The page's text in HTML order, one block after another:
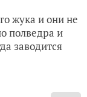
жука и они не
полведра и
заводится